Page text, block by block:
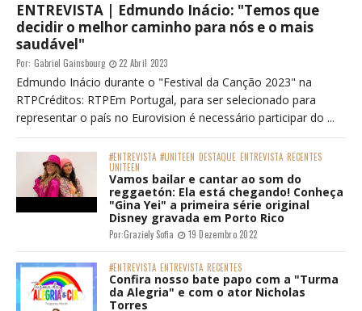
ENTREVISTA | Edmundo Inácio: "Temos que
decidir o melhor caminho para nós e o mais
saudável"
Por: Gabriel Gainsbourg 22 Abril 2023
Edmundo Inácio durante o "Festival da Canção 2023" na
RTPCréditos: RTPEm Portugal, para ser selecionado para
representar o país no Eurovision é necessário participar do ...
#ENTREVISTA #UNITEEN DESTAQUE ENTREVISTA RECENTES
UNITEEN
Vamos bailar e cantar ao som do
reggaetón: Ela está chegando! Conheça
"Gina Yei" a primeira série original
Disney gravada em Porto Rico
Por:Graziely Sofia 19 Dezembro 2022
#ENTREVISTA ENTREVISTA RECENTES
Confira nosso bate papo com a "Turma
da Alegria" e com o ator Nicholas
Torres